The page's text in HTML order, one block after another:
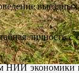
выездных
личность с
НИИ